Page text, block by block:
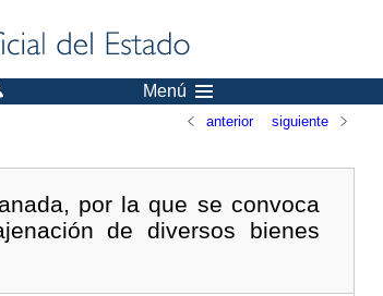
Menú
anterior siguiente
por la que se convoca
de diversos bienes